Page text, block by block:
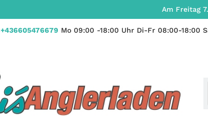
Am Freitag
+436605476679 Mo 09:00 -18:00 Uhr Di-Fr 08:00-18:00